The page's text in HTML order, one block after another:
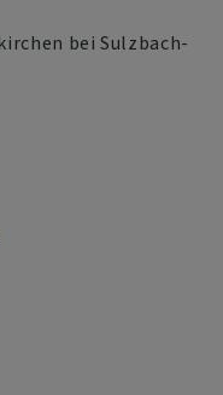
bei Sulzbach-